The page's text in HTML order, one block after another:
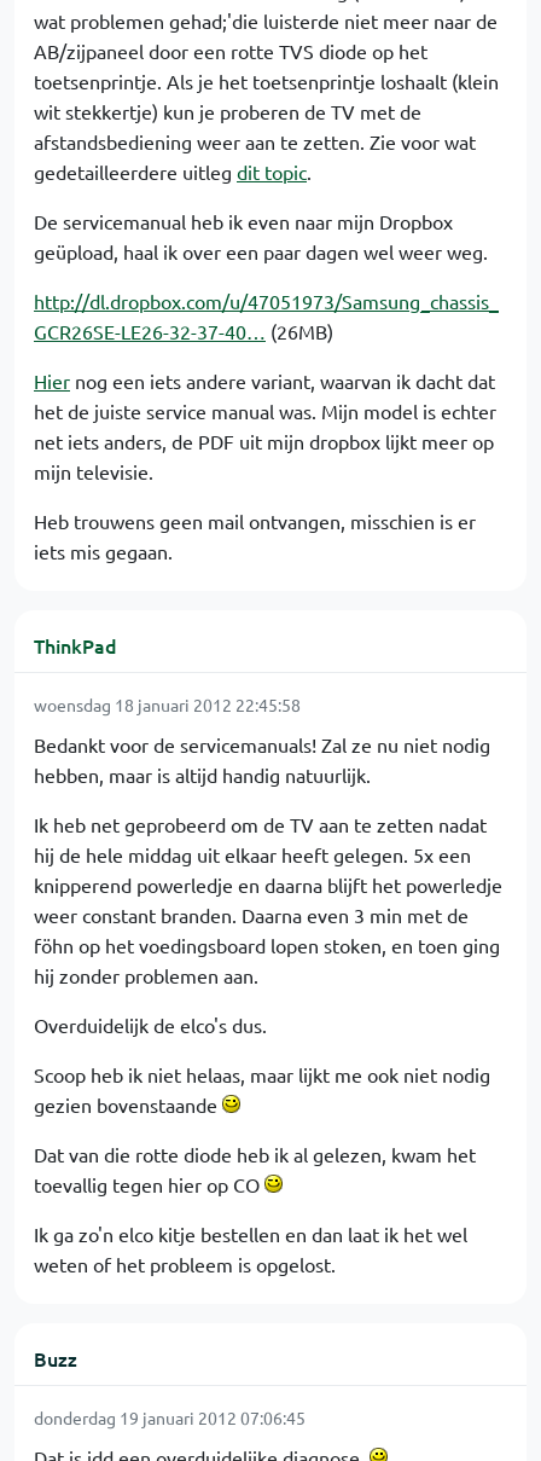
wat problemen gehad;'die luisterde niet meer naar de
AB/zijpaneel door een rotte TVS diode op het
toetsenprintje. Als je het toetsenprintje loshaalt (klein
wit stekkertje) kun je proberen de TV met de
afstandsbediening weer aan te zetten. Zie voor wat
gedetailleerdere uitleg dit topic.
De servicemanual heb ik even naar mijn Dropbox
geüpload, haal ik over een paar dagen wel weer weg.
http://dl.dropbox.com/u/47051973/Samsung_chassis_
GCR26SE-LE26-32-37-40… (26MB)
Hier nog een iets andere variant, waarvan ik dacht dat
het de juiste service manual was. Mijn model is echter
net iets anders, de PDF uit mijn dropbox lijkt meer op
mijn televisie.
Heb trouwens geen mail ontvangen, misschien is er
iets mis gegaan.
ThinkPad
woensdag 18 januari 2012 22:45:58
Bedankt voor de servicemanuals! Zal ze nu niet nodig
hebben, maar is altijd handig natuurlijk.
Ik heb net geprobeerd om de TV aan te zetten nadat
hij de hele middag uit elkaar heeft gelegen. 5x een
knipperend powerledje en daarna blijft het powerledje
weer constant branden. Daarna even 3 min met de
föhn op het voedingsboard lopen stoken, en toen ging
hij zonder problemen aan.
Overduidelijk de elco's dus.
Scoop heb ik niet helaas, maar lijkt me ook niet nodig
gezien bovenstaande
Dat van die rotte diode heb ik al gelezen, kwam het
toevallig tegen hier op CO
Ik ga zo'n elco kitje bestellen en dan laat ik het wel
weten of het probleem is opgelost.
Buzz
donderdag 19 januari 2012 07:06:45